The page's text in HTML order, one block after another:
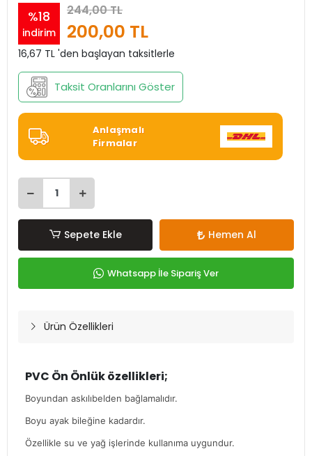
%18
indirim
244,00 TL
200,00 TL
16,67 TL 'den başlayan taksitlerle
Taksit Oranlarını Göster
Anlaşmalı
Firmalar
Sepete Ekle Hemen Al
Whatsapp İle Sipariş Ver
Ürün Özellikleri
PVC Ön Önlük özellikleri;
Boyundan askılıbelden bağlamalıdır.
Boyu ayak bileğine kadardır.
Özellikle su ve yağ işlerinde kullanıma uygundur.